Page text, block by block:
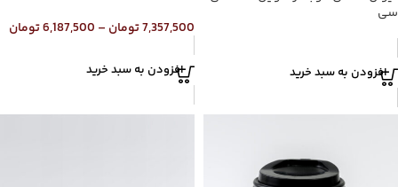
سی
افزودن به سبد خرید
7,357,500تومان –
6,187,500تومان
افزودن به سبد خرید